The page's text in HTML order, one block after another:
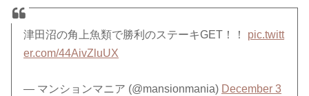
津田沼の角上魚類で勝利のステーキGET！！ pic.twitt
er.com/44AivZluUX
— マンションマニア (@mansionmania) December 3